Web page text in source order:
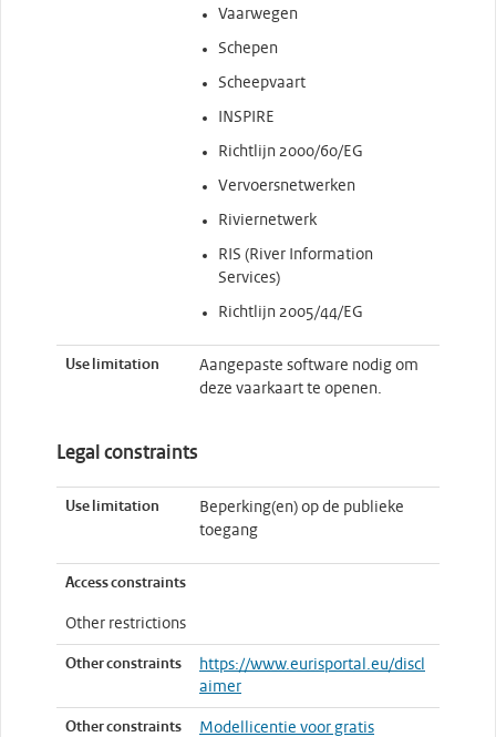
Vaarwegen
Schepen
Scheepvaart
INSPIRE
Richtlijn 2000/60/EG
Vervoersnetwerken
Riviernetwerk
RIS (River Information
Services)
Richtlijn 2005/44/EG
Use limitation
Aangepaste software nodig om
deze vaarkaart te openen.
Legal constraints
Use limitation
Beperking(en) op de publieke
toegang
Access constraints
Other restrictions
Other constraints
https://www.eurisportal.eu/discl
aimer
Other constraints
Modellicentie voor gratis